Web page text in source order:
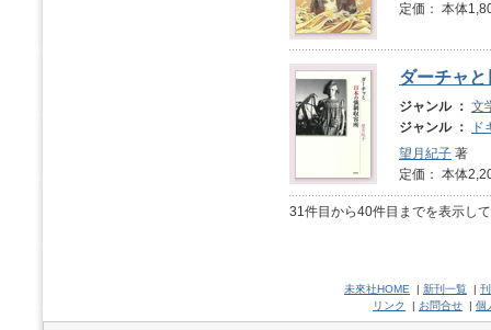
定価： 本体
ダーチャ
ジャンル ： 文
ジャンル ：
ド
望月紀子 著
定価： 本体
31件目から40件目までを表示し
未來社HOME | 新刊一覧 |
リンク
| お問合せ | 個